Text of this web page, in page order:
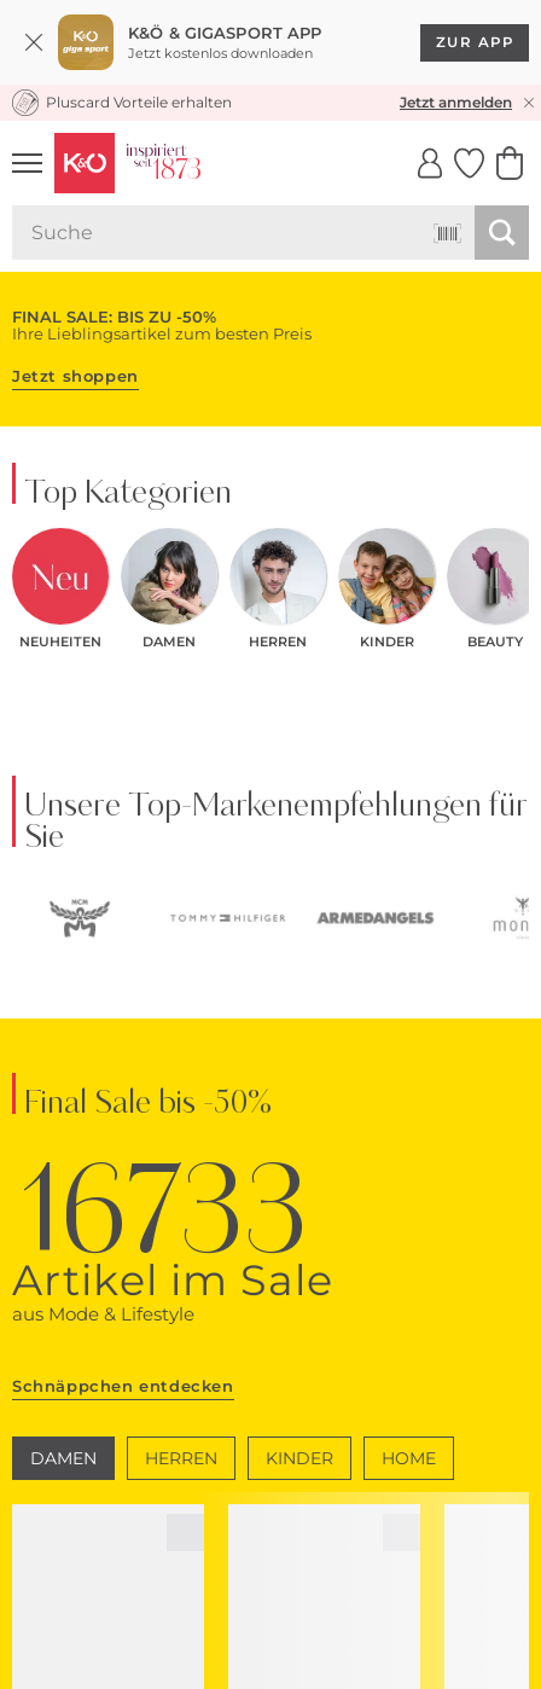
K&Ö & GIGASPORT APP
Jetzt kostenlos downloaden
ZUR APP
KOSTENLOSER VERSAND* & RÜCKVERSAND
Pluscard Vorteile erhalten Jetzt anmelden
UNSERE APP
CLICK &
FINAL SALE: BIS ZU -50%
Ihre Lieblingsartikel zum besten Preis
Jetzt shoppen
Top Kategorien
NEUHEITEN DAMEN HERREN KINDER BEAUTY
Unsere Top-Markenempfehlungen für
Sie
Final Sale bis -50%
16733
Artikel im Sale
aus Mode & Lifestyle
Schnäppchen entdecken
DAMEN HERREN KINDER HOME